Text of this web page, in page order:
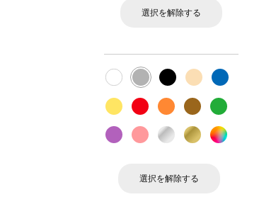
選択を解除する
選択を解除する